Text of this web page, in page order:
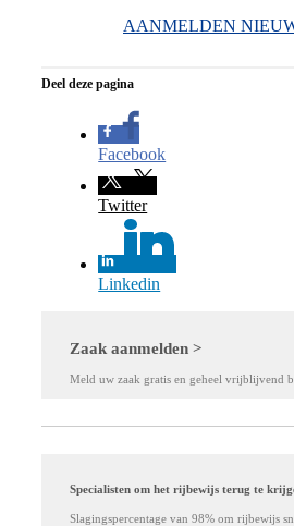
AANMELDEN
Deel deze pagina
Facebook
Twitter
Linkedin
Zaak aanmelden >
Meld uw zaak gratis en geheel vrijblijvend
Specialisten om het rijbewijs terug te
Slagingspercentage van 98% om rijbewijs